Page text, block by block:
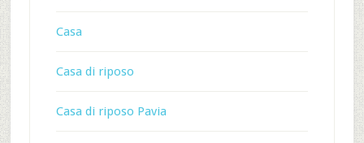
Casa
Casa di riposo
Casa di riposo Pavia